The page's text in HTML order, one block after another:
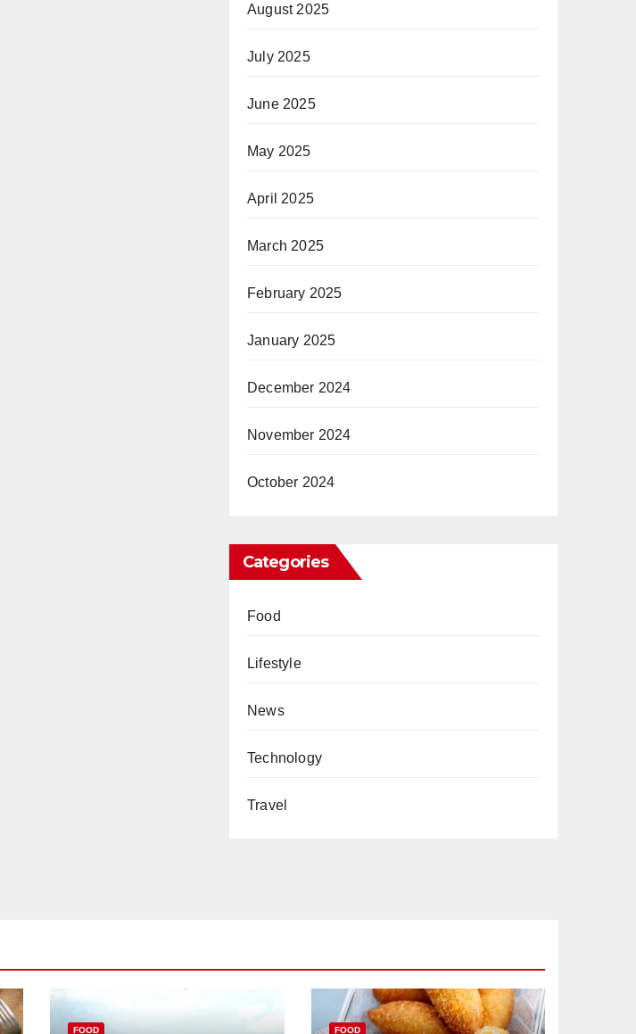
August 2025
July 2025
June 2025
May 2025
April 2025
March 2025
February 2025
January 2025
December 2024
November 2024
October 2024
Categories
Food
Lifestyle
News
Technology
Travel
FOOD FOOD